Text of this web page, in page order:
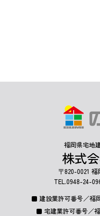
福岡県宅地
株式
〒820-0021
TEL.0948-24-
建設業許可番号／福
宅建業許可番号／